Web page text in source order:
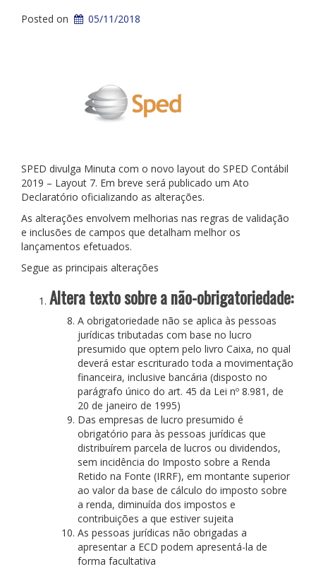
Posted on 05/11/2018
SPED divulga Minuta com o novo layout do SPED Contábil
2019 – Layout 7. Em breve será publicado um Ato
Declaratório oficializando as alterações.
As alterações envolvem melhorias nas regras de validação
e inclusões de campos que detalham melhor os
lançamentos efetuados.
Segue as principais alterações
Altera texto sobre a não-obrigatoriedade:
A obrigatoriedade não se aplica às pessoas
jurídicas tributadas com base no lucro
presumido que optem pelo livro Caixa, no qual
deverá estar escriturado toda a movimentação
financeira, inclusive bancária (disposto no
parágrafo único do art. 45 da Lei nº 8.981, de
20 de janeiro de 1995)
Das empresas de lucro presumido é
obrigatório para às pessoas jurídicas que
distribuírem parcela de lucros ou dividendos,
sem incidência do Imposto sobre a Renda
Retido na Fonte (IRRF), em montante superior
ao valor da base de cálculo do imposto sobre
a renda, diminuída dos impostos e
contribuições a que estiver sujeita
As pessoas jurídicas não obrigadas a
apresentar a ECD podem apresentá-la de
forma facultativa